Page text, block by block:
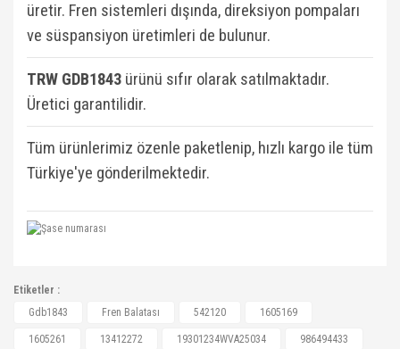
üretir. Fren sistemleri dışında, direksiyon pompaları
ve süspansiyon üretimleri de bulunur.
TRW GDB1843 ürünü sıfır olarak satılmaktadır.
Üretici garantilidir.
Tüm ürünlerimiz özenle paketlenip, hızlı kargo ile tüm
Türkiye'ye gönderilmektedir.
19301234WVA25034, 0986494433, 40916789,
Etiketler :
Gdb1843
Fren Balatası 542120 1605169
1605261 13412272 19301234WVA25034 986494433